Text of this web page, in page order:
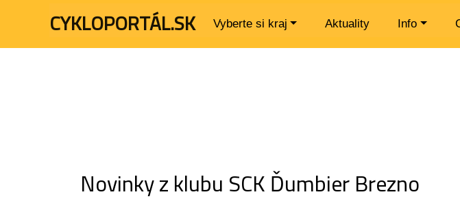
CYKLOPORTÁL.SK Vyberte si kraj Aktuality Info
Novinky z klubu SCK Ďumbier Brezno